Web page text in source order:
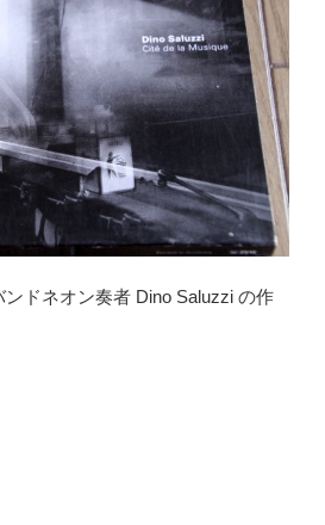
ドネオン奏者 Dino Saluzzi の作